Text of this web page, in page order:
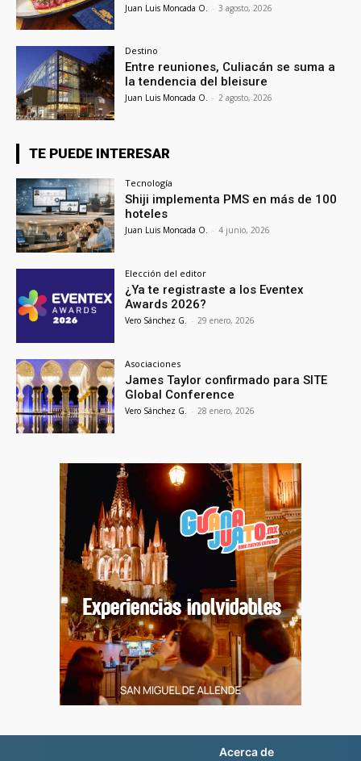
Juan Luis Moncada O. - 3 agosto, 2026
Destino
Entre reuniones, Culiacán se suma a
la tendencia del bleisure
Juan Luis Moncada O. - 2 agosto, 2026
TE PUEDE INTERESAR
Tecnología
Shiji implementa PMS en más de 100
hoteles
Juan Luis Moncada O. - 4 junio, 2026
Elección del editor
¿Ya te registraste a los Eventex
Awards 2026?
Vero Sánchez G. - 29 enero, 2026
Asociaciones
James Taylor confirmado para SITE
Global Conference
Vero Sánchez G. - 28 enero, 2026
Acerca de